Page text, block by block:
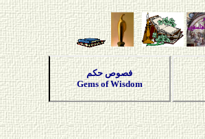
فصوص حكم
Gems of Wisdom